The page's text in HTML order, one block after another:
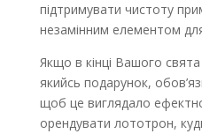
підтримувати чистоту
незамінним елементом
Якщо в кінці Вашого
якийсь подарунок,
щоб це виглядало
орендувати лототрон,